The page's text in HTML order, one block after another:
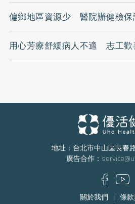
偏鄉地區資源少 醫院辦健檢保
用心芳療舒緩病人不適 志工歡
地址：台北市中山區長春
廣告合作：
關於我們 條